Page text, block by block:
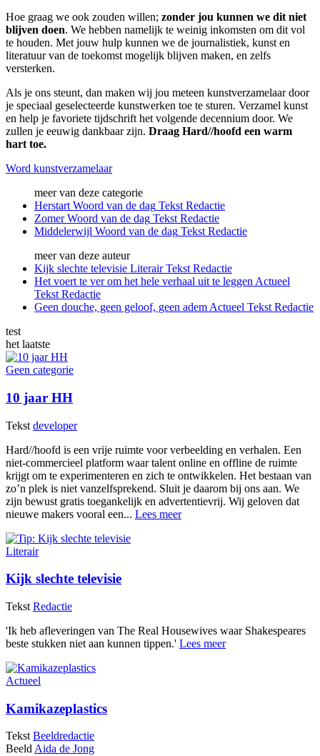
Hoe graag we ook zouden willen; zonder jou kunnen we dit niet
blijven doen. We hebben namelijk te weinig inkomsten om dit vol
te houden. Met jouw hulp kunnen we de journalistiek, kunst en
literatuur van de toekomst mogelijk blijven maken, en zelfs
versterken.
Als je ons steunt, dan maken wij jou meteen kunstverzamelaar door
je speciaal geselecteerde kunstwerken toe te sturen. Verzamel kunst
en help je favoriete tijdschrift het volgende decennium door. We
zullen je eeuwig dankbaar zijn. Draag Hard//hoofd een warm
hart toe.
Word kunstverzamelaar
meer van deze categorie
Herstart Woord van de dag Tekst Redactie
Zomer Woord van de dag Tekst Redactie
Middelerwijl Woord van de dag Tekst Redactie
meer van deze auteur
Kijk slechte televisie Literair Tekst Redactie
Het voert te ver om het hele verhaal uit te leggen Actueel
Tekst Redactie
Geen douche, geen geloof, geen adem Actueel Tekst Redactie
test
het laatste
Geen categorie
10 jaar HH
Tekst developer
Hard//hoofd is een vrije ruimte voor verbeelding en verhalen. Een
niet-commercieel platform waar talent online en offline de ruimte
krijgt om te experimenteren en zich te ontwikkelen. Het bestaan van
zo’n plek is niet vanzelfsprekend. Sluit je daarom bij ons aan. We
zijn bewust gratis toegankelijk en advertentievrij. Wij geloven dat
nieuwe makers vooral een... Lees meer
Literair
Kijk slechte televisie
Tekst Redactie
'Ik heb afleveringen van The Real Housewives waar Shakespeares
beste stukken niet aan kunnen tippen.' Lees meer
Actueel
Kamikazeplastics
Tekst Beeldredactie
BeeldAida de Jong